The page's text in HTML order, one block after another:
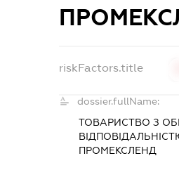
riskFactors.title
dossier.fullName:
ТОВАРИСТВО З
ПРОМЕКСЛЕНД